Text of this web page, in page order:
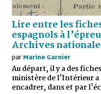
Lire entre les
espagnols à
Archives
parMarine Garnier
Au départ, il y a des
ministère de l'Intérieur
encadrer, dans et par